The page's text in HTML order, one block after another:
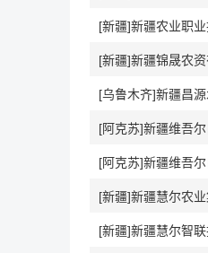
[新疆]新疆农业职
[新疆]新疆锦晟农
[乌鲁木齐]新疆昌
[新疆]新疆慧尔农
[新疆]新疆慧尔智